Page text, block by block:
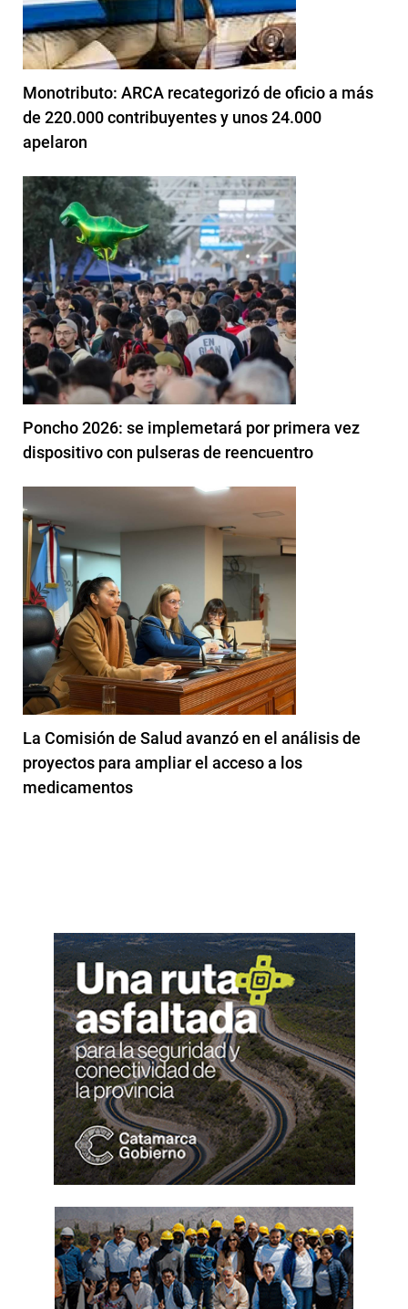
Monotributo: ARCA recategorizó de oficio a más
de 220.000 contribuyentes y unos 24.000
apelaron
Poncho 2026: se implemetará por primera vez
dispositivo con pulseras de reencuentro
La Comisión de Salud avanzó en el análisis de
proyectos para ampliar el acceso a los
medicamentos